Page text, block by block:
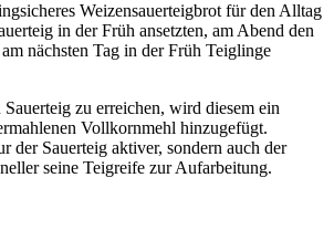
Weizensauerteigbrot für den Alltag
in der Früh ansetzten, am Abend den
nächsten Tag in der Früh Teiglinge
zu erreichen, wird diesem ein
Vollkornmehl hinzugefügt.
der Sauerteig aktiver, sondern auch der
seine Teigreife zur Aufarbeitung.